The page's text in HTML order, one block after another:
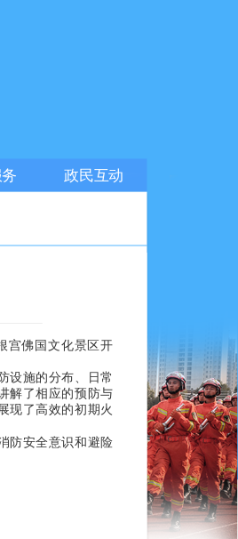
政民互动
宫佛国文化景区开
设施的分布、日常
解了相应的预防与
现了高效的初期火
防安全意识和避险